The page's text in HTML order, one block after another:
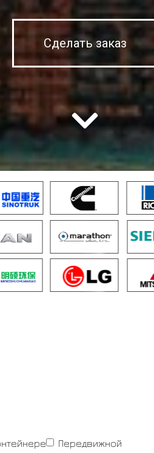
Сделать заказ
Передвижной